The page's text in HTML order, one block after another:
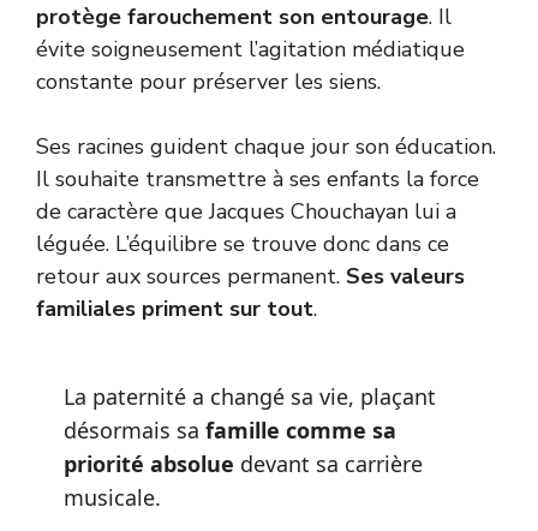
protège farouchement son entourage. Il
évite soigneusement l’agitation médiatique
constante pour préserver les siens.
Ses racines guident chaque jour son éducation.
Il souhaite transmettre à ses enfants la force
de caractère que Jacques Chouchayan lui a
léguée. L’équilibre se trouve donc dans ce
retour aux sources permanent. Ses valeurs
familiales priment sur tout.
La paternité a changé sa vie, plaçant
désormais sa famille comme sa
priorité absolue devant sa carrière
musicale.